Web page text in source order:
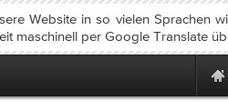
Website in so vielen Sprachen
maschinell per Google Translate